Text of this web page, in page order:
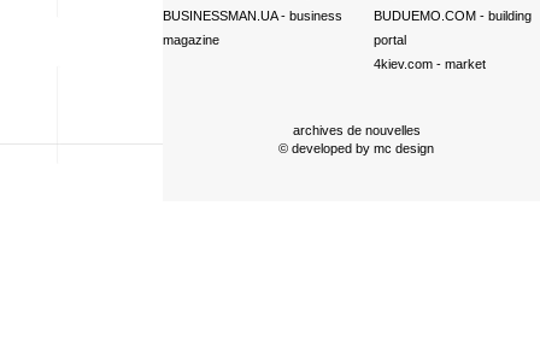
BUSINESSMAN.UA- business
magazine
BUDUEMO.COM- building
portal
4kiev.com- market
archives de nouvelles
© developed by mc design